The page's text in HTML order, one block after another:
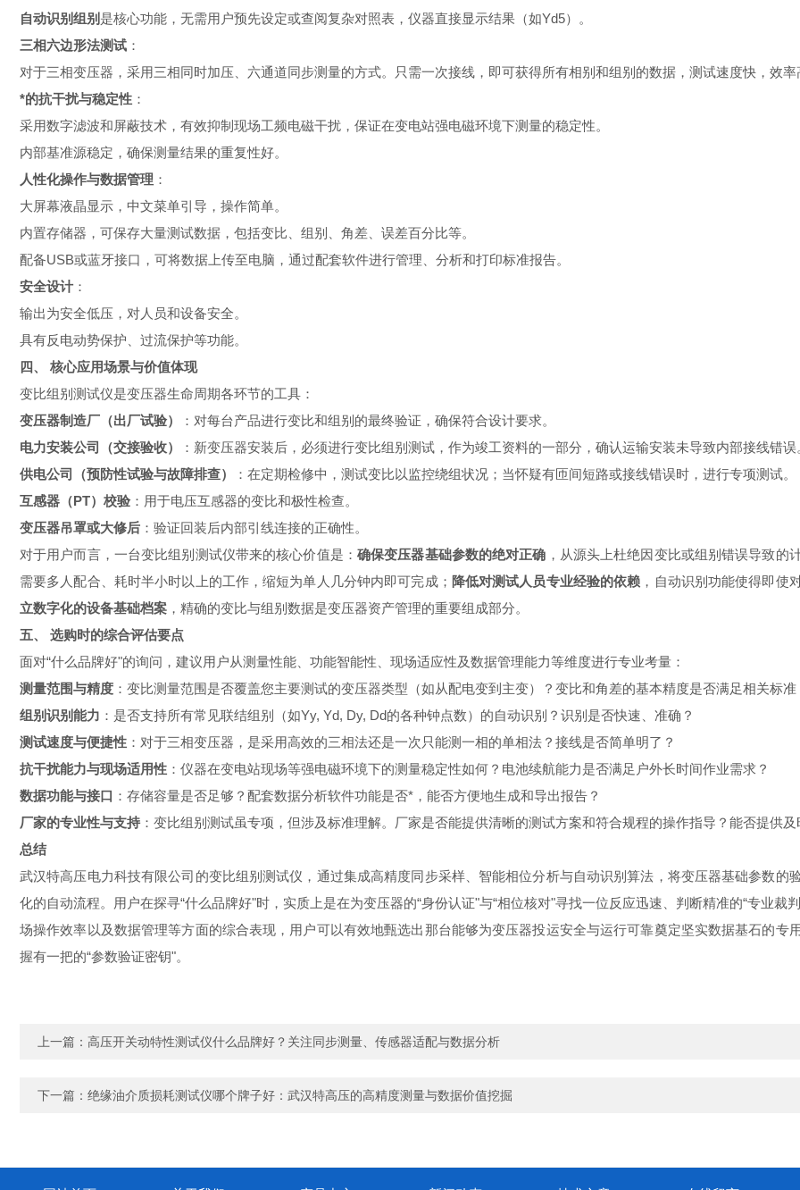
自动识别组别 是核心功能，无需用户预先设定或查阅复杂对照表，仪器直接显示结果（如Yd5）。
三相六边形法测试 ：
对于三相变压器，采用三相同时加压、六通道同步测量的方式。只需一次接线，即可获得所有相别和组别的数据，测试速度快，效率
*的抗干扰与稳定性 ：
采用数字滤波和屏蔽技术，有效抑制现场工频电磁干扰，保证在变电站强电磁环境下测量的稳定性。
内部基准源稳定，确保测量结果的重复性好。
人性化操作与数据管理 ：
大屏幕液晶显示，中文菜单引导，操作简单。
内置存储器，可保存大量测试数据，包括变比、组别、角差、误差百分比等。
配备USB或蓝牙接口，可将数据上传至电脑，通过配套软件进行管理、分析和打印标准报告。
安全设计：
输出为安全低压，对人员和设备安全。
具有反电动势保护、过流保护等功能。
四、 核心应用场景与价值体现
变比组别测试仪是变压器生命周期各环节的工具：
变压器制造厂（出厂试验）
：对每台产品进行变比和组别的最终验证，确保符合设计要求。
电力安装公司（交接验收）
：新变压器安装后，必须进行变比组别测试，作为竣工资料的一部分，确认运输安装未导致内部接线错误
供电公司（预防性试验与故障排查）
：在定期检修中，测试变比以监控绕组状况；当怀疑有匝间短路或接线错误时，进行专项测试。
互感器（PT）校验：用于电压互感器的变比和极性检查。
变压器吊罩或大修后 ：验证回装后内部引线连接的正确性。
对于用户而言，一台变比组别测试仪带来的核心价值是： 确保变压器基础参数的绝对正确 ，从源头上杜绝因变比或组别错误导致的
需要多人配合、耗时半小时以上的工作，缩短为单人几分钟内即可完成； 降低对测试人员专业经验的依赖 ，自动识别功能使得即使
立数字化的设备基础档案 ，精确的变比与组别数据是变压器资产管理的重要组成部分。
五、 选购时的综合评估要点
面对“什么品牌好"的询问，建议用户从测量性能、功能智能性、现场适应性及数据管理能力等维度进行专业考量：
测量范围与精度 ：变比测量范围是否覆盖您主要测试的变压器类型（如从配电变到主变）？变比和角差的基本精度是否满足相关标
组别识别能力 ：是否支持所有常见联结组别（如Yy, Yd, Dy, Dd的各种钟点数）的自动识别？识别是否快速、准确？
测试速度与便捷性 ：对于三相变压器，是采用高效的三相法还是一次只能测一相的单相法？接线是否简单明了？
抗干扰能力与现场适用性 ：仪器在变电站现场等强电磁环境下的测量稳定性如何？电池续航能力是否满足户外长时间作业需求？
数据功能与接口 ：存储容量是否足够？配套数据分析软件功能是否*，能否方便地生成和导出报告？
厂家的专业性与支持：变比组别测试虽专项，但涉及标准理解。厂家是否能提供清晰的测试方案和符合规程的操作指导？能否提供
总结
武汉特高压电力科技有限公司的变比组别测试仪，通过集成高精度同步采样、智能相位分析与自动识别算法，将变压器基础参数
化的自动流程。用户在探寻“什么品牌好"时，实质上是在为变压器的“身份认证"与“相位核对"寻找一位反应迅速、判断精准的“专业
场操作效率以及数据管理等方面的综合表现，用户可以有效地甄选出那台能够为变压器投运安全与运行可靠奠定坚实数据基石的
握有一把的“参数验证密钥"。
上一篇： 高压开关动特性测试仪什么品牌好？关注同步测量、传感器适配与数据分析
下一篇： 绝缘油介质损耗测试仪哪个牌子好：武汉特高压的高精度测量与数据价值挖掘